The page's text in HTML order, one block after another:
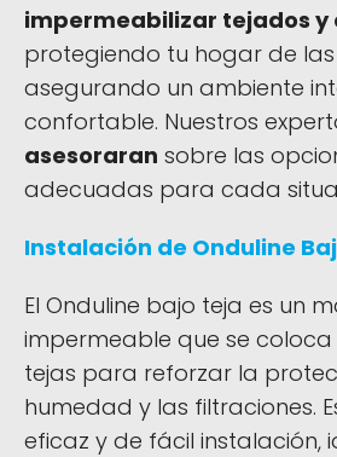
impermeabilizar tejados y
protegiendo tu hogar de
asegurando un ambiente
confortable. Nuestros
asesoraran sobre las
adecuadas para cada
Instalación de Onduline
El Onduline bajo teja es un
impermeable que se
tejas para reforzar la
humedad y las filtraciones.
eficaz y de fácil instalación,